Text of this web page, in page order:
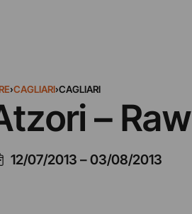
›CAGLIARI›CAGLIARI
– Raw
12/07/2013 –03/08/2013